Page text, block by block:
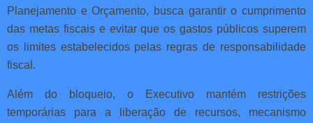
Planejamento e Orçamento, busca garantir o cumprimento
das metas fiscais e evitar que os gastos públicos superem
os limites estabelecidos pelas regras de responsabilidade
fiscal.
Além do bloqueio, o Executivo mantém restrições
temporárias para a liberação de recursos, mecanismo